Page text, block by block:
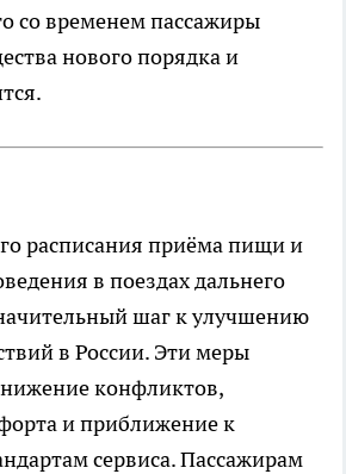
со временем пассажиры
нового порядка и
расписания приёма пищи и
в поездах дальнего
шаг к улучшению
в России. Эти меры
конфликтов,
и приближение к
сервиса. Пассажирам